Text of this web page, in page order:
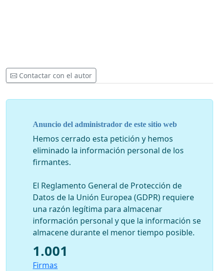
Contactar con el autor
Anuncio del administrador de este sitio web
Hemos cerrado esta petición y hemos
eliminado la información personal de los
firmantes.
El Reglamento General de Protección de
Datos de la Unión Europea (GDPR) requiere
una razón legítima para almacenar
información personal y que la información se
almacene durante el menor tiempo posible.
1.001
Firmas